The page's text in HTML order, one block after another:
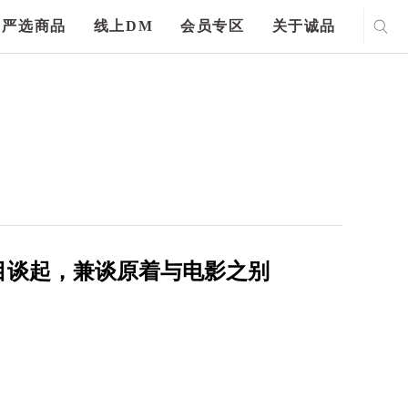
严选商品 线上DM 会员专区 关于诚品
起，兼谈原着与电影之别